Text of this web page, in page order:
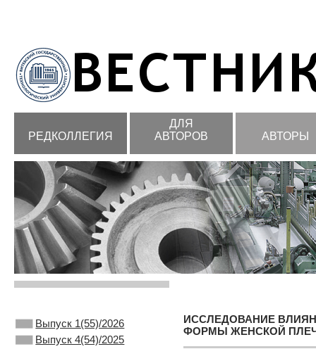
РЕДКОЛЛЕГИЯ
ДЛЯ
АВТОРОВ
АВТОРЫ
Выпуск 1(55)/2026
Выпуск 4(54)/2025
ИССЛЕДОВАНИЕ
ФОРМЫ ЖЕНСКОЙ